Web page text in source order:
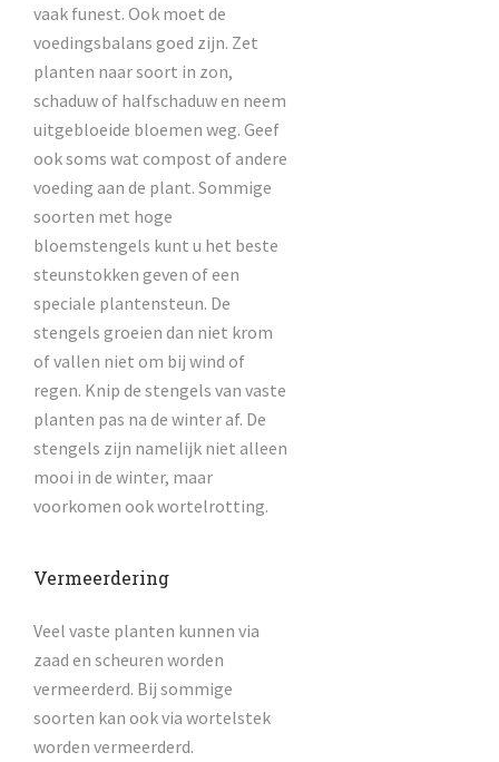
vaak funest. Ook moet de
voedingsbalans goed zijn. Zet
planten naar soort in zon,
schaduw of halfschaduw en neem
uitgebloeide bloemen weg. Geef
ook soms wat compost of andere
voeding aan de plant. Sommige
soorten met hoge
bloemstengels kunt u het beste
steunstokken geven of een
speciale plantensteun. De
stengels groeien dan niet krom
of vallen niet om bij wind of
regen. Knip de stengels van vaste
planten pas na de winter af. De
stengels zijn namelijk niet alleen
mooi in de winter, maar
voorkomen ook wortelrotting.
Vermeerdering
Veel vaste planten kunnen via
zaad en scheuren worden
vermeerderd. Bij sommige
soorten kan ook via wortelstek
worden vermeerderd.